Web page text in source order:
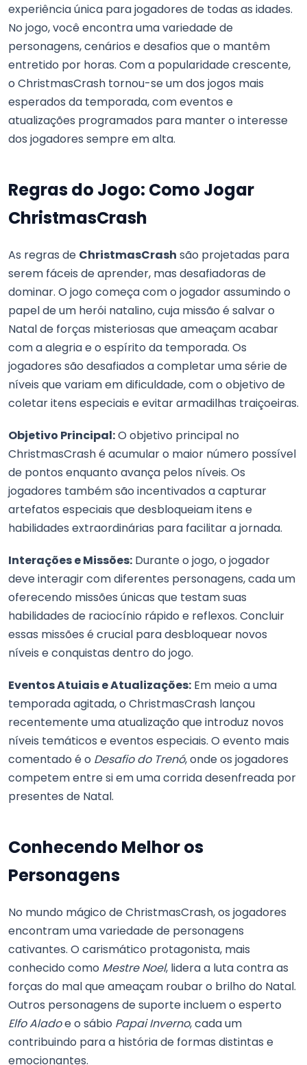
experiência única para jogadores de todas as idades.
No jogo, você encontra uma variedade de
personagens, cenários e desafios que o mantêm
entretido por horas. Com a popularidade crescente,
o ChristmasCrash tornou-se um dos jogos mais
esperados da temporada, com eventos e
atualizações programados para manter o interesse
dos jogadores sempre em alta.
Regras do Jogo: Como Jogar
ChristmasCrash
As regras de ChristmasCrash são projetadas para
serem fáceis de aprender, mas desafiadoras de
dominar. O jogo começa com o jogador assumindo o
papel de um herói natalino, cuja missão é salvar o
Natal de forças misteriosas que ameaçam acabar
com a alegria e o espírito da temporada. Os
jogadores são desafiados a completar uma série de
níveis que variam em dificuldade, com o objetivo de
coletar itens especiais e evitar armadilhas traiçoeiras.
Objetivo Principal:O objetivo principal no
ChristmasCrash é acumular o maior número possível
de pontos enquanto avança pelos níveis. Os
jogadores também são incentivados a capturar
artefatos especiais que desbloqueiam itens e
habilidades extraordinárias para facilitar a jornada.
Interações e Missões: Durante o jogo, o jogador
deve interagir com diferentes personagens, cada um
oferecendo missões únicas que testam suas
habilidades de raciocínio rápido e reflexos. Concluir
essas missões é crucial para desbloquear novos
níveis e conquistas dentro do jogo.
Eventos Atuiais e Atualizações: Em meio a uma
temporada agitada, o ChristmasCrash lançou
recentemente uma atualização que introduz novos
níveis temáticos e eventos especiais. O evento mais
comentado é o Desafio do Trenó, onde os jogadores
competem entre si em uma corrida desenfreada por
presentes de Natal.
Conhecendo Melhor os
Personagens
No mundo mágico de ChristmasCrash, os jogadores
encontram uma variedade de personagens
cativantes. O carismático protagonista, mais
conhecido como Mestre Noel, lidera a luta contra as
forças do mal que ameaçam roubar o brilho do Natal.
Outros personagens de suporte incluem o esperto
Elfo Aladoe o sábio Papai Inverno, cada um
contribuindo para a história de formas distintas e
emocionantes.